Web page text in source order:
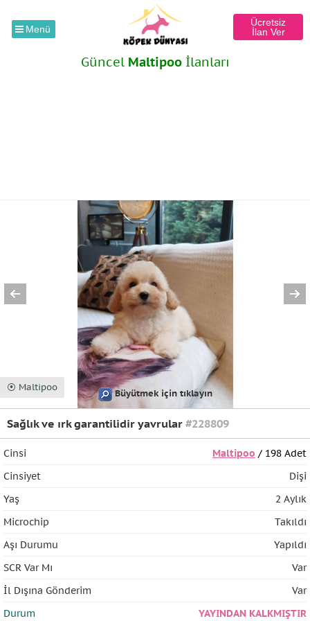
Menü
Ücretsiz
İlan Ver
Güncel Maltipooİlanları
⦿ Maltipoo
Büyütmek için tıklayın
Sağlık ve ırk garantilidir yavrular #228809
Cinsi Maltipoo / 198 Adet
Cinsiyet
Dişi
Yaş
2 Aylık
Microchip
Takıldı
Aşı Durumu
Yapıldı
SCR Var Mı
Var
İl Dışına Gönderim
Var
Durum
YAYINDAN KALKMIŞTIR